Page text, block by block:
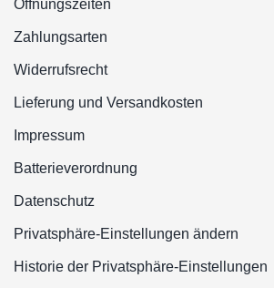
Öffnungszeiten
Zahlungsarten
Widerrufsrecht
Lieferung und Versandkosten
Impressum
Batterieverordnung
Datenschutz
Privatsphäre-Einstellungen ändern
Historie der Privatsphäre-Einstellungen